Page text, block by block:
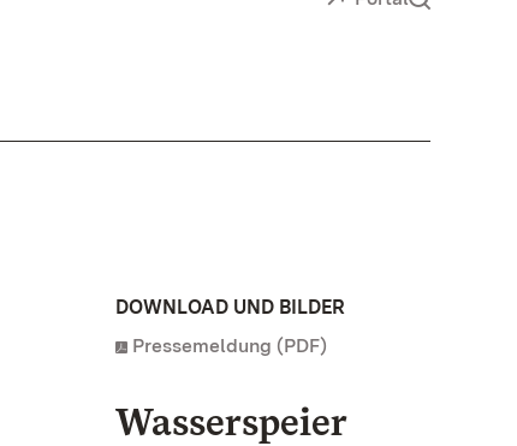
DOWNLOAD UND BILDER
Pressemeldung (PDF)
Wasserspeier